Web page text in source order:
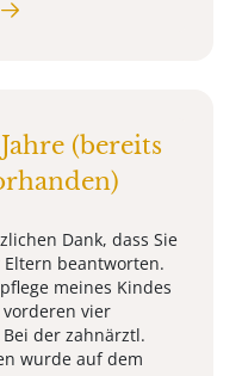
(bereits
Dank, dass Sie
beantworten.
meines Kindes
vier
der zahnärztl.
wurde auf dem